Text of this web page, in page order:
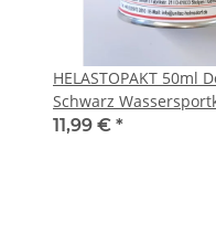
HELASTOPAKT 50ml
Schwarz
Wassersportkleber
11,99 € *